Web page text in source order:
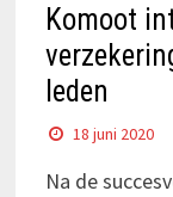
Komoot
leden
18 juni 2020
Na de